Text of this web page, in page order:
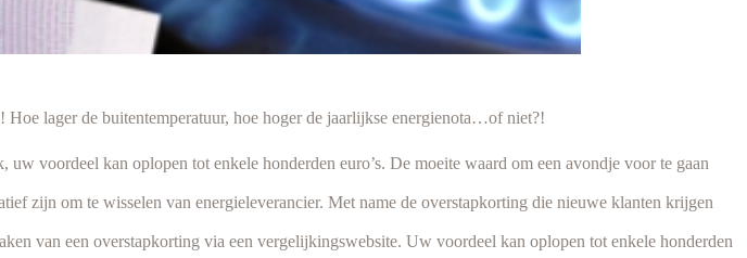
lager de buitentemperatuur, hoe hoger de jaarlijkse energienota…of niet?!
voordeel kan oplopen tot enkele honderden euro’s. De moeite waard om een avondje voor te gaan
zijn om te wisselen van energieleverancier. Met name de overstapkorting die nieuwe klanten krijgen
van een overstapkorting via een vergelijkingswebsite. Uw voordeel kan oplopen tot enkele honderden